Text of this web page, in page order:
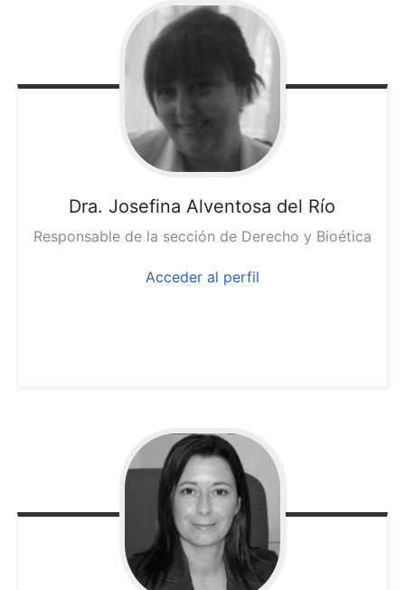
Dra. Josefina Alventosa del Río
Responsable de la sección de Derecho y Bioética
Acceder al perfil